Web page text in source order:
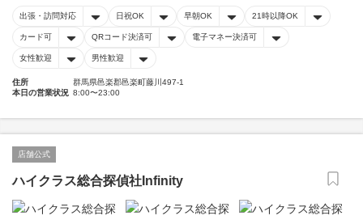
出張・訪問対応 日祝OK 早朝OK 21時以降OK
カード可 QRコード決済可 電子マネー決済可
女性歓迎 男性歓迎
住所
群馬県邑楽郡邑楽町藤川497-1
本日の営業状況 8:00〜23:00
店舗公式
ハイクラス総合探偵社Infinity